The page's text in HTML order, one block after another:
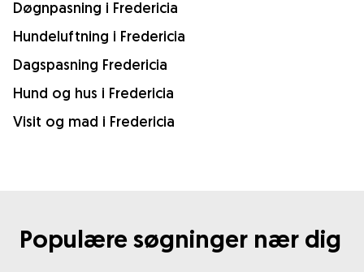
Døgnpasning i Fredericia
Hundeluftning i Fredericia
Dagspasning Fredericia
Hund og hus i Fredericia
Visit og mad i Fredericia
Populære søgninger nær dig